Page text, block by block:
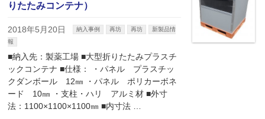
りたたみコンテナ）
2018年5月20日 納入事例 再坊 再坊
新製品情
報
■納入先：製薬工場 ■大型折りたたみプラスチ
ックコンテナ ■仕様： ・パネル プラスチッ
クダンボール 12㎜ ・パネル ポリカーボネ
ード 10㎜ ・支柱・ハリ アルミ材 ■外寸
法：1100×1100×1100㎜ ■内寸法 …